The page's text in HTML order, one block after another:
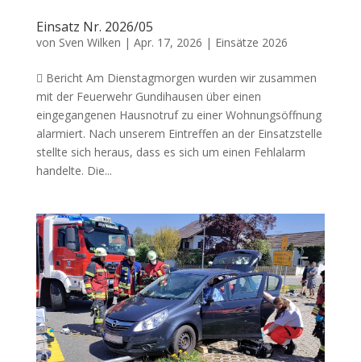
Einsatz Nr. 2026/05
von Sven Wilken | Apr. 17, 2026 | Einsätze 2026
 Bericht Am Dienstagmorgen wurden wir zusammen
mit der Feuerwehr Gundihausen über einen
eingegangenen Hausnotruf zu einer Wohnungsöffnung
alarmiert. Nach unserem Eintreffen an der Einsatzstelle
stellte sich heraus, dass es sich um einen Fehlalarm
handelte. Die...